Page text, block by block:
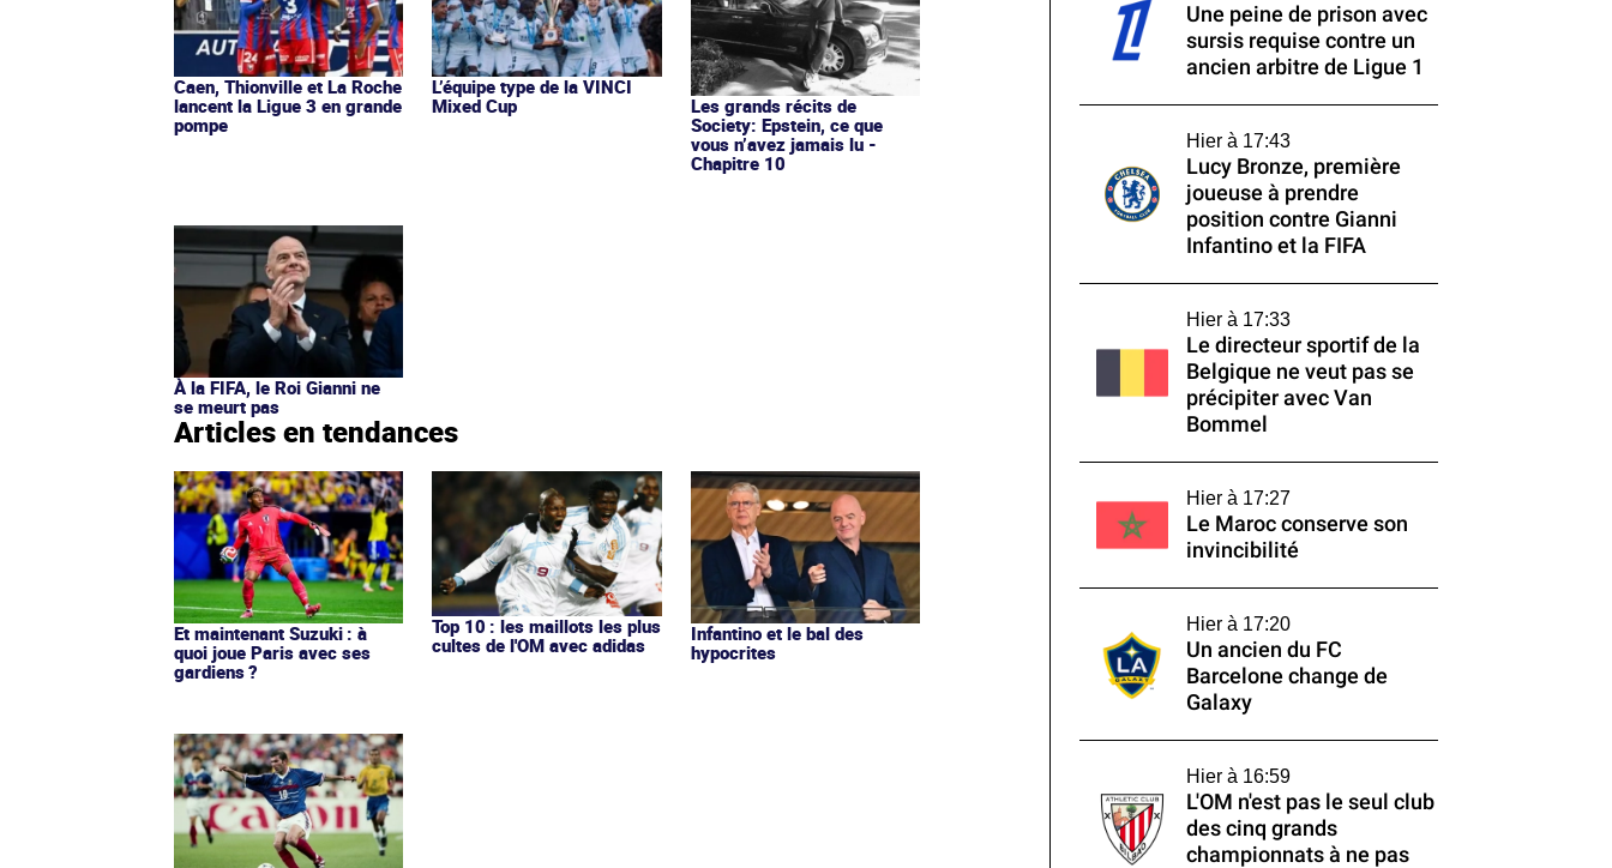
Caen, Thionville et La Roche
lancent la Ligue 3 en grande
pompe
L’équipe type de la VINCI
Mixed Cup
Les grands récits de
Society: Epstein, ce que
vous n’avez jamais lu -
Chapitre 10
À la FIFA, le Roi Gianni ne
se meurt pas
Articles en tendances
Et maintenant Suzuki : à
quoi joue Paris avec ses
gardiens ?
Top 10 : les maillots les plus
cultes de l'OM avec adidas
Infantino et le bal des
hypocrites
Une peine de prison avec
sursis requise contre un
ancien arbitre de Ligue 1
Hier à 17:43
Lucy Bronze, première
joueuse à prendre
position contre Gianni
Infantino et la FIFA
Hier à 17:33
Le directeur sportif de la
Belgique ne veut pas se
précipiter avec Van
Bommel
Hier à 17:27
Le Maroc conserve son
invincibilité
Hier à 17:20
Un ancien du FC
Barcelone change de
Galaxy
Hier à 16:59
L'OM n'est pas le seul club
des cinq grands
championnats à ne pas